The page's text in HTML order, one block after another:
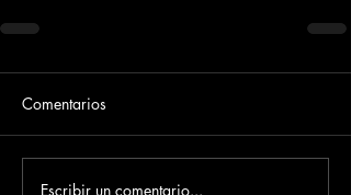
Comentarios
Escribir un comentario...